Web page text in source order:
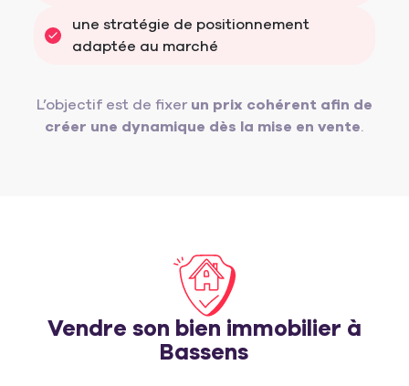
une stratégie de positionnement
adaptée au marché
L’objectif est de fixer un prix cohérent afin de
créer une dynamique dès la mise en vente.
Vendre son bien immobilier à
Bassens